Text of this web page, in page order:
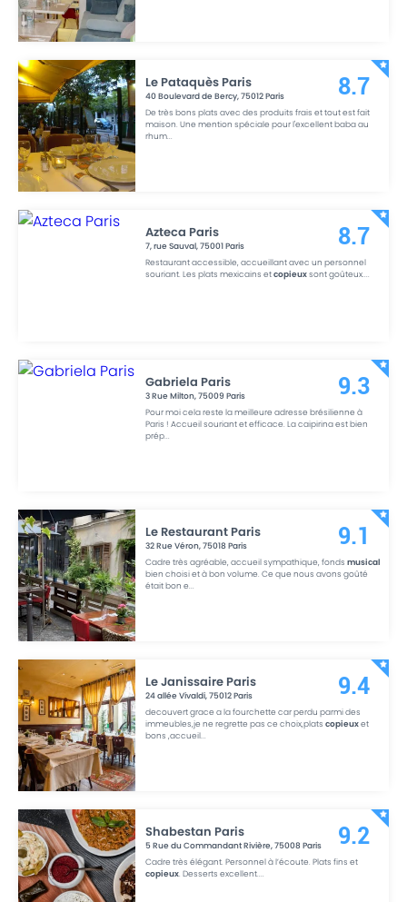
Le Pataquès Paris
40 Boulevard de Bercy,75012Paris
De très bons plats avec des produits frais et tout est fait
maison. Une mention spéciale pour l'excellent baba au
rhum...
8.7
Azteca Paris
7, rue Sauval,75001Paris
Restaurant accessible, accueillant avec un personnel
souriant. Les plats mexicains etcopieuxsont goûteux....
8.7
Gabriela Paris
3 Rue Milton,75009 Paris
Pour moi cela reste la meilleure adresse brésilienne à
Paris ! Accueil souriant et efficace. La caipirina est bien
prép...
9.3
Le Restaurant Paris
32 Rue Véron,75018 Paris
Cadre très agréable, accueil sympathique, fondsmusical
bien choisi et à bon volume. Ce que nous avons goûté
était bon e...
9.1
Le Janissaire Paris
24 allée Vivaldi,75012Paris
decouvert grace a la fourchette car perdu parmi des
immeubles,je ne regrette pas ce choix,platscopieuxet
bons ,accueil...
9.4
Shabestan Paris
5 Rue du Commandant Rivière,75008 Paris
Cadre très élégant. Personnel à l’écoute. Plats fins et
copieux. Desserts excellent....
9.2